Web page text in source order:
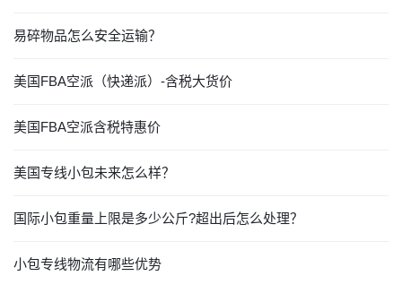
易碎物品怎么安全运输？
美国FBA空派（快递派）-含税大货价
美国FBA空派含税特惠价
美国专线小包未来怎么样？
国际小包重量上限是多少公斤?超出后怎么处理？
小包专线物流有哪些优势